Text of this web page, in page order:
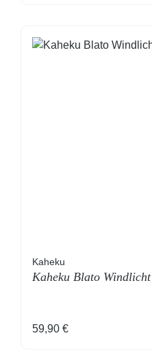
Kaheku
Kaheku Blato
Regulärer Preis:
59,90 €